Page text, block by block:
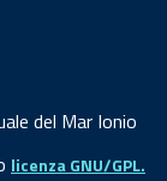
del Mar Ionio
licenza GNU/GPL.